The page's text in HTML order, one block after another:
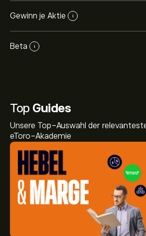
Gewinn je Aktie i
Beta i
Top Guides
Unsere Top-Auswahl der
eToro-Akademie